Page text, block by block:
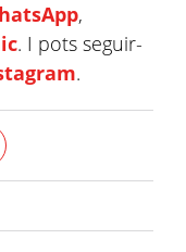
,
. I pots seguir-
.